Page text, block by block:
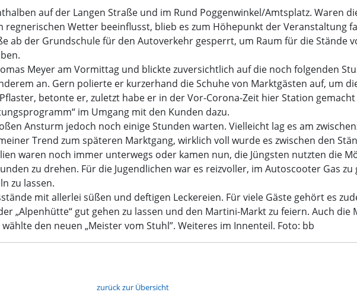
auf der Langen Straße und im Rund Poggenwinkel/Amtsplatz. Waren
regnerischen Wetter beeinflusst, blieb es zum Höhepunkt der Veranstaltung
ab der Grundschule für den Autoverkehr gesperrt, um Raum für die Stände
Meyer am Vormittag und blickte zuversichtlich auf die noch folgenden
an. Gern polierte er kurzerhand die Schuhe von Marktgästen auf, um
betonte er, zuletzt habe er in der Vor-Corona-Zeit hier Station
im Umgang mit den Kunden dazu.
Ansturm jedoch noch einige Stunden warten. Vielleicht lag es am
Trend zum späteren Marktgang, wirklich voll wurde es zwischen den
waren noch immer unterwegs oder kamen nun, die Jüngsten nutzten die
zu drehen. Für die Jugendlichen war es reizvoller, im Autoscooter Gas
zu lassen.
mit allerlei süßen und deftigen Leckereien. Für viele Gäste gehört es
„Alpenhütte“ gut gehen zu lassen und den Martini-Markt zu feiern. Auch die
den neuen „Meister vom Stuhl”. Weiteres im Innenteil. Foto: bb
zurück zur Übersicht